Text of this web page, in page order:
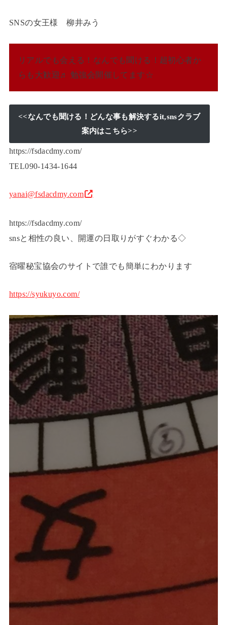
SNSの女王様 柳井みう
リアルでも会える！なんでも聞ける！超初心者か
らも大歓迎♬ 勉強会開催してます☆
<<なんでも聞ける！どんな事も解決するit,snsクラブ
案内はこちら>>
https://fsdacdmy.com/
TEL090-1434-1644
yanai@fsdacdmy.com
https://fsdacdmy.com/
snsと相性の良い、開運の日取りがすぐわかる◇
宿曜秘宝協会のサイトで誰でも簡単にわかります
https://syukuyo.com/